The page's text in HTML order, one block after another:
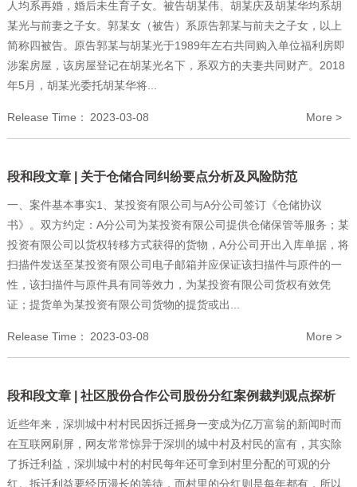
人均系再婚，婚后未生育子女。被告胡某伟、胡某庆及胡某华均系胡
某光与前妻之子女。郭某女（被告）系原告郭某与前夫之子女，以上
简称四被告。原告郭某与胡某光于1989年左右共同购入单位福利房即
涉案房屋，该房屋登记在胡某光名下，系双方的夫妻共同财产。2018
年5月，胡某光委托胡某华将...
Release Time： 2023-03-08 More >
段和段文章 | 关于仓储合同纠纷要点分析及风险防范
一、案件基本事实1、某投资有限公司与A分公司签订《仓储协议
书》。双方约定：A分公司为某投资有限公司提供仓储保管等服务；某
投资有限公司以货权转移方式获得的货物，A分公司开出入库单据，将
扫描件发送至某投资有限公司电子邮箱并应保证该扫描件与原件的一
性，该扫描件与原件具有同等效力，为某投资有限公司货权有效凭
证；提货单为某投资有限公司货物的提货或出...
Release Time： 2023-03-08 More >
段和段文章 | 社区股份合作公司股份分红案例裁判观点探析
近些年来，深圳城中村村民因拆迁摇身一变成为亿万富翁的新闻时而
在互联网刷屏，网友常常惊异于深圳的城中村及村民的富有，其实除
了拆迁利益，深圳城中村的村民每年还可拿到村里分配的可观的分
红。拆迁利益要经历漫长的等待，而村里的分红则是每年都有，所以